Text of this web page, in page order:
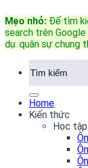
Mẹo nhỏ: Để tìm
search trên Google
dụ: quân sự chung
Home
Kiến thức
Học tập